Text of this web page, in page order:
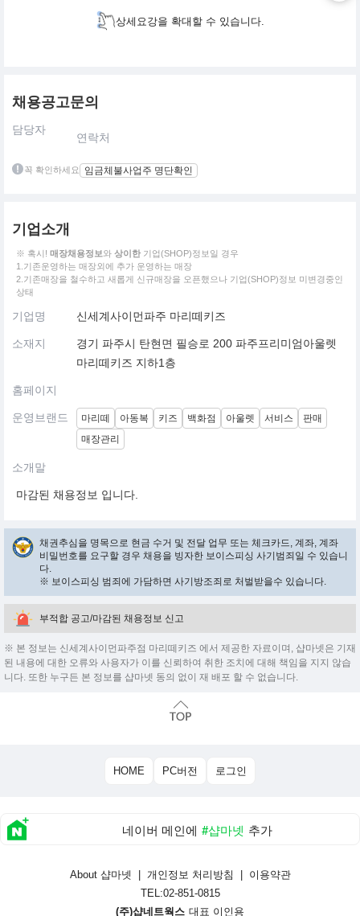
상세요강을 확대할 수 있습니다.
채용공고문의
담당자
연락처
꼭 확인하세요 임금체불사업주 명단확인
기업소개
※ 혹시! 매장채용정보와 상이한 기업(SHOP)정보일 경우
1.기존운영하는 매장외에 추가 운영하는 매장
2.기존매장을 철수하고 새롭게 신규매장을 오픈했으나 기업(SHOP)정보 미변경중인
상태
기업명 신세계사이먼파주 마리떼키즈
소재지
경기 파주시 탄현면 필승로 200 파주프리미엄아울렛
마리떼키즈 지하1층
홈페이지
운영브랜드 마리떼 아동복 키즈 백화점 아울렛 서비스
판매
매장관리
소개말
마감된 채용정보 입니다.
채권추심을 명목으로 현금 수거 및 전달 업무 또는 체크카드, 계좌, 계좌
비밀번호를 요구할 경우 채용을 빙자한 보이스피싱 사기범죄일 수 있습니
다.
※ 보이스피싱 범죄에 가담하면 사기방조죄로 처벌받을수 있습니다.
부적합 공고/마감된 채용정보 신고
※ 본 정보는 신세계사이먼파주점 마리떼키즈 에서 제공한 자료이며, 샵마넷은 기재
된 내용에 대한 오류와 사용자가 이를 신뢰하여 취한 조치에 대해 책임을 지지 않습
니다. 또한 누구든 본 정보를 샵마넷 동의 없이 재 배포 할 수 없습니다.
HOME PC버전 로그인
네이버 메인에 #샵마넷 추가
About 샵마넷 개인정보 처리방침
이용약관
TEL:02-851-0815
(주)샵네트웍스 대표 이인용